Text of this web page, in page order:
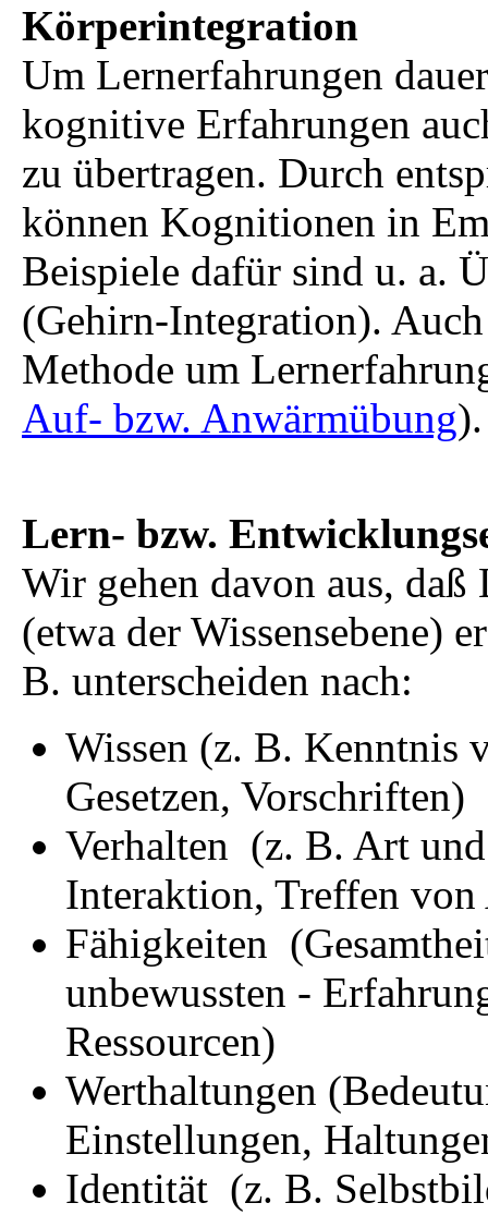
Körperintegration
Um Lernerfahrungen
kognitive Erfahrungen
zu übertragen. Durch
können Kognitionen in
Beispiele dafür sind u. a.
(Gehirn-Integration).
Methode um
Auf- bzw. Anwärmübung).
Lern- bzw.
Wir gehen davon aus,
(etwa der Wissensebene)
B. unterscheiden nach:
Wissen (z. B. Kenntnis
Gesetzen, Vorschriften)
Verhalten (z. B. Art
Interaktion, Treffen von
Fähigkeiten
unbewussten -
Ressourcen)
Werthaltungen
Einstellungen,
Identität (z. B.